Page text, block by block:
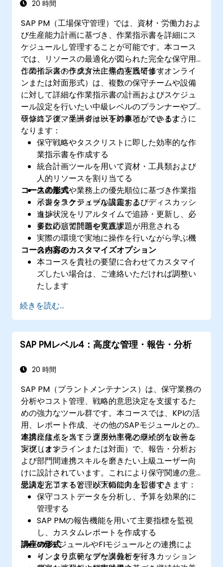
20 時間
SAP PM（工場保守管理）では、資材・労働力およ
び生産能力計画に基づき、作業指示書を詳細にス
ケジュールし管理することが可能です。本コース
では、リソースの最適化が図られた完全な保守用
作業指示書の作成方法に焦点を当てます。
このインストラクター主導の実践研修（オンライ
ンまたは対面形式）は、複数の保守チームや設備
に対して詳細な作業指示書の計画およびスケジュ
ール設定を行いたい中級レベルのプランナーやプ
ランニングマネージャーを対象としています。
研修終了後、受講者は以下の事項ができるように
なります：
保守戦略やタスクリストに即した効率的な作
業指示書を作成する
統合計画ツールを用いて資材・工具類および
人的リソースを割り当てる
生産能力や業務上の優先順位に基づき作業指
示書をスケジュール設定する
進捗状況をリアルタイムで追跡・更新し、必
要に応じて計画を見直す
コースの形式
インタラクティブな講義およびディスカッシ
ョン
多数の演習問題や実践課題が用意される
実際の環境で実地に操作を行いながら学ぶ機
会がある
コース内容のカスタマイズオプション
本コースを貴社の要望に合わせてカスタマイ
ズしたい場合は、ご連絡いただければ調整い
たします
続きを読む...
SAP PMレベル4：高度な管理・報告・分析
20 時間
SAP PM（プラントメンテナンス）は、保守業務の
分析やコスト管理、戦略的意思決定を支援するた
めの強力なツール群です。本コースでは、KPIの活
用、レポート作成、その他のSAPモジュールとの
連携に焦点を当て、運用効率化と継続的な改善を
実現します。
本講座はインストラクター主導のライブトレーニ
ング（オンラインまたは対面）で、報告・分析お
よび部門間連携スキルを磨きたい上級ユーザー向
けに設計されています。これにより保守関連の意
思決定とコスト管理が大幅に向上します。
受講を完了すると、以下の能力を習得できます：
保守コストデータを分析し、予算を効果的に
管理する
SAP PMの報告機能を用いて主要指標を監視
し、カスタムレポートを作成する
MMモジュールやFIモジュールとの連携によ
り、より広範なデータ分析を行う
講座の形式
インタラクティブな講義とディスカッション